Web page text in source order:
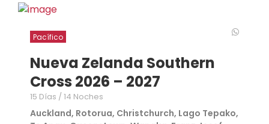
Pacífico
Nueva Zelanda Southern
Cross 2026 – 2027
15 Días / 14 Noches
Auckland, Rotorua, Christchurch, Lago Tepako,